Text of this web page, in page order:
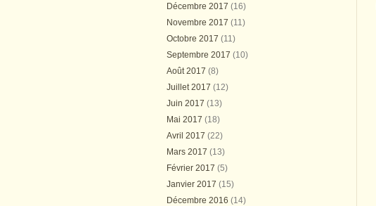
Décembre 2017 (16)
Novembre 2017 (11)
Octobre 2017 (11)
Septembre 2017 (10)
Août 2017 (8)
Juillet 2017 (12)
Juin 2017 (13)
Mai 2017 (18)
Avril 2017 (22)
Mars 2017 (13)
Février 2017 (5)
Janvier 2017 (15)
Décembre 2016 (14)